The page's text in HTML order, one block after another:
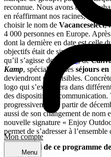
Mon compte
Menu
reconnue. Nous avons donc
en réaffirmant nos racines, celles
choisir le nom de Vacanceselect,
4 000 personnes en Europe.
dont la dernière en date est celle
objectifs était de simplifier notre
qu’il s’agisse de Tohapi, de
Kamp, spécialistes des séjours
deviendront plus visibles.
logo qui s’exprimera dans
des dispositifs de communication.
progressivement à partir de
aussi de son changement de nom
nouvelle signature « Enjoy
permet de s’adresser à
Qu’en est-il de ce programme